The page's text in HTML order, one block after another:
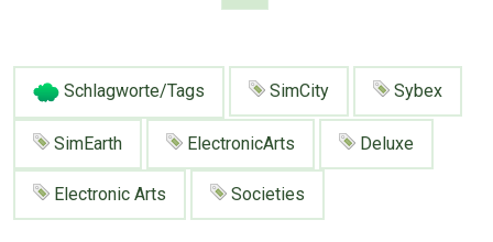
Schlagworte/Tags SimCity Sybex
SimEarth ElectronicArts Deluxe
Electronic Arts Societies